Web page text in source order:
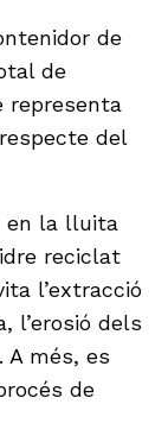
de
de
representa
del
en la lluita
reciclat
l’extracció
l’erosió dels
A més, es
de